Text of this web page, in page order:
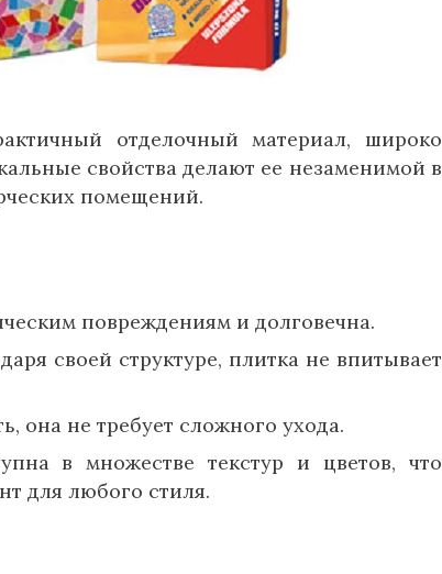
отделочный материал, широко
свойства делают ее незаменимой в
помещений.
повреждениям и долговечна.
своей структуре, плитка не впитывает
она не требует сложного ухода.
в множестве текстур и цветов, что
для любого стиля.